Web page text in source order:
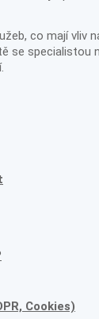
co mají vliv
se specialistou
Cookies)